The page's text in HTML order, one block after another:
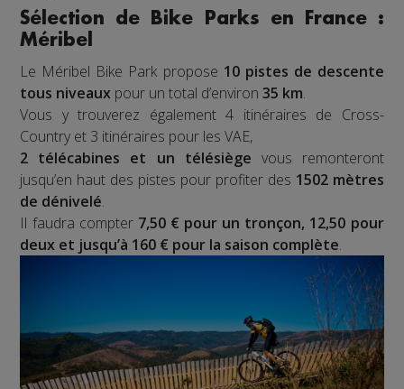
Sélection de Bike Parks en France :
Méribel
Le Méribel Bike Park propose 10 pistes de descente
tous niveaux pour un total d’environ35 km.
Vous y trouverez également 4 itinéraires de Cross-
Country et 3 itinéraires pour les VAE,
2 télécabines et un télésiège vous remonteront
jusqu’en haut des pistes pour profiter des 1502 mètres
de dénivelé.
Il faudra compter 7,50 € pour un tronçon, 12,50 pour
deux et jusqu’à 160 € pour la saison complète.